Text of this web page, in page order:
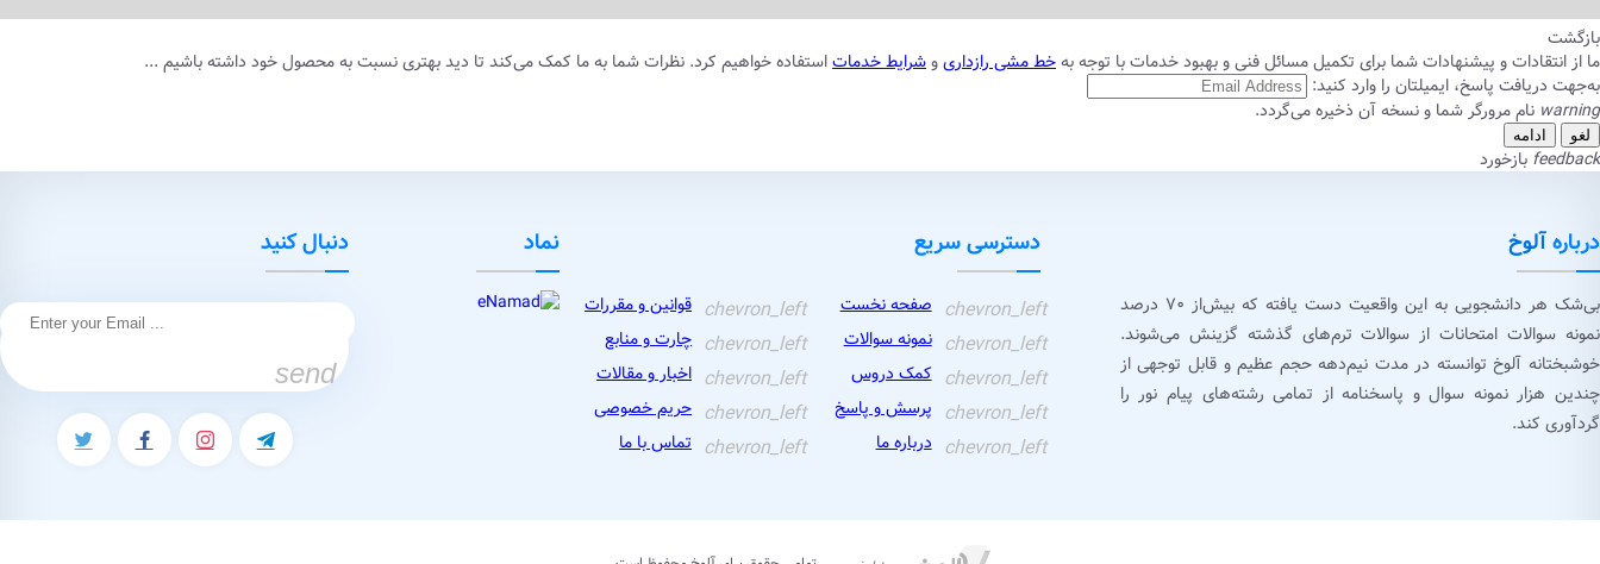
بازگشت
ما از انتقادات و پیشنهادات شما برای تکمیل مسائل فنی و بهبود خدمات با توجه بهخط مشی رازداریوشرایط خدماتاستفاده خواهیم کرد. نظرات شما به ما کمک می‌کند تا دید بهتری نسبت به محصول خود داشته باشیم ...
به‌جهت دریافت پاسخ، ایمیلتان را وارد کنید:
warning نام مرورگر شما و نسخه آن ذخیره می‌گردد.
لغو ادامه
feedback بازخورد
دربارهآلوخ
بی‌شک هر دانشجویی به این واقعیت دست یافته که بیش‌از ۷۰ درصد
نمونه سوالات امتحانات از سوالات ترم‌های گذشته گزینش می‌شوند.
خوشبختانه آلوخ توانسته در مدت نیم‌دهه حجم عظیم و قابل توجهی از
چندین هزار نمونه سوال و پاسخنامه از تمامی رشته‌های پیام نور را
گردآوری کند.
دسترسی سریع
chevron_left صفحه نخست chevron_left قوانین و مقررات
chevron_left نمونه سوالات chevron_left چارت و منابع
chevron_left کمک دروس chevron_left اخبار و مقالات
chevron_left پرسش و پاسخ chevron_left حریم خصوصی
chevron_left درباره ما chevron_left تماس با ما
نماد دنبال کنید
send